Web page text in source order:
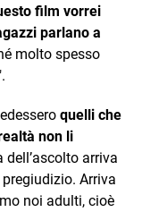
film vorrei
parlano a
molto spesso
quelli che
non li
dell’ascolto arriva
Arriva
noi adulti, cioè